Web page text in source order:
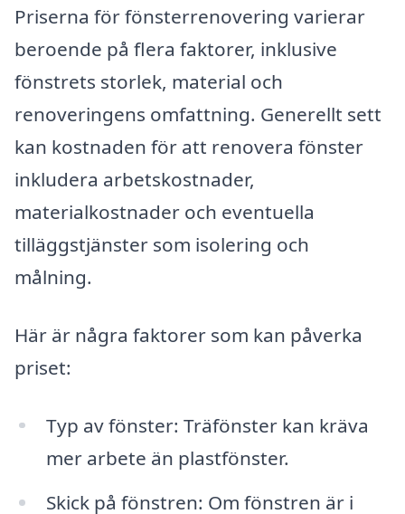
Priserna för fönsterrenovering varierar
beroende på flera faktorer, inklusive
fönstrets storlek, material och
renoveringens omfattning. Generellt sett
kan kostnaden för att renovera fönster
inkludera arbetskostnader,
materialkostnader och eventuella
tilläggstjänster som isolering och
målning.
Här är några faktorer som kan påverka
priset:
Typ av fönster: Träfönster kan kräva
mer arbete än plastfönster.
Skick på fönstren: Om fönstren är i